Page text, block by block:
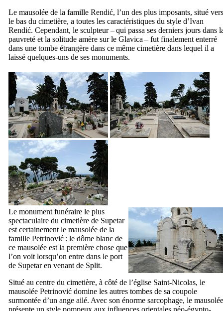
Le mausolée de la famille Rendić, l’un des plus imposants, situé vers
le bas du cimetière, a toutes les caractéristiques du style d’Ivan
Rendić. Cependant, le sculpteur – qui passa ses derniers jours dans
pauvreté et la solitude amère sur le Glavica – fut finalement enterré
dans une tombe étrangère dans ce même cimetière dans lequel il a
laissé quelques-uns de ses monuments.
Le monument funéraire le plus
spectaculaire du cimetière de Supetar
est certainement le mausolée de la
famille Petrinović : le dôme blanc de
ce mausolée est la première chose que
l’on voit lorsqu’on entre dans le port
de Supetaren venant de Split.
Situé au centre du cimetière, à côté de l’église Saint-Nicolas, le
mausolée Petrinović domine les autres tombes de sa coupole
surmontée d’un ange ailé. Avec son énorme sarcophage, le mausolée
présente un style pompeux aux influences orientales néo-égypto-